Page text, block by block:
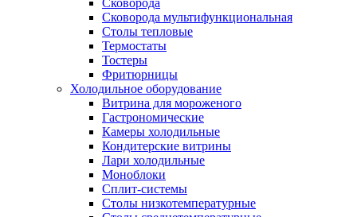
Сковорода
Сковорода мультифункциональная
Столы тепловые
Термостаты
Тостеры
Фритюрницы
Холодильное оборудование
Витрина для мороженого
Гастрономические
Камеры холодильные
Кондитерские витрины
Лари холодильные
Моноблоки
Сплит-системы
Столы низкотемпературные